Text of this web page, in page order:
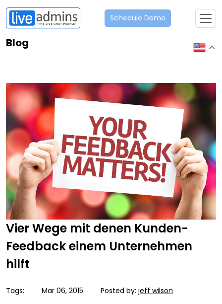
Schedule Demo
Blog
Vier Wege mit denen Kunden-
Feedback einem Unternehmen
hilft
Tags: Mar 06, 2015 Posted by: jeff wilson